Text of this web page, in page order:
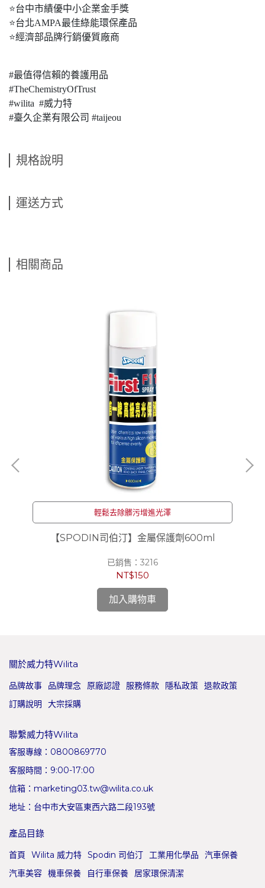
⭐台中市績優中小企業金手獎
⭐台北AMPA最佳綠能環保產品
⭐經濟部品牌行銷優質廠商
#最值得信賴的養護用品
#TheChemistryOfTrust
#wilita #威力特
#臺久企業有限公司 #taijeou
規格說明
運送方式
相關商品
輕鬆去除髒污增進光澤
【SPODIN司伯汀】金屬保護劑600ml
已銷售：3216
NT$150
加入購物車
關於威力特Wilita
品牌故事 品牌理念 原廠認證 服務條款 隱私政策 退款政策
訂購說明
大宗採購
聯繫威力特Wilita
客服專線：0800869770
客服時間：9:00-17:00
信箱：marketing03.tw@wilita.co.uk
地址：台中市大安區東西六路二段193號
產品目錄
首頁 Wilita 威力特 Spodin 司伯汀 工業用化學品
汽車保養
汽車美容 機車保養 自行車保養 居家環保清潔